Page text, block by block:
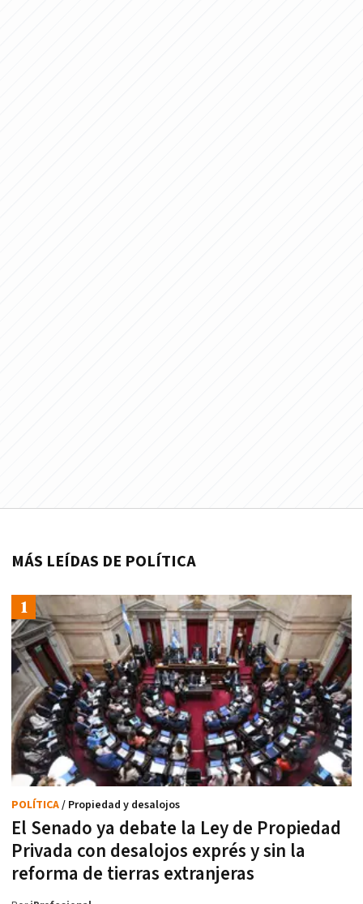
MÁS LEÍDAS DE POLÍTICA
El Senado ya debate la Ley de Propiedad
Privada con desalojos exprés y sin la
reforma de tierras extranjeras
POLÍTICA/ Propiedad y desalojos